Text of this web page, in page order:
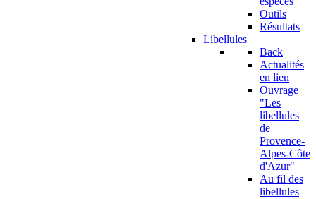
Outils
Résultats
Libellules
Back
Actualités
en lien
Ouvrage
"Les
libellules
de
Provence-
Alpes-Côte
d'Azur"
Au fil des
libellules